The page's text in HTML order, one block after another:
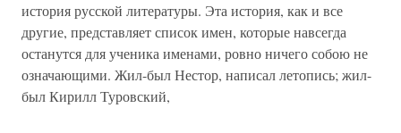
история русской литературы. Эта история, как и все
другие, представляет список имен, которые навсегда
останутся для ученика именами, ровно ничего собою не
означающими. Жил-был Нестор, написал летопись; жил-
был Кирилл Туровский,